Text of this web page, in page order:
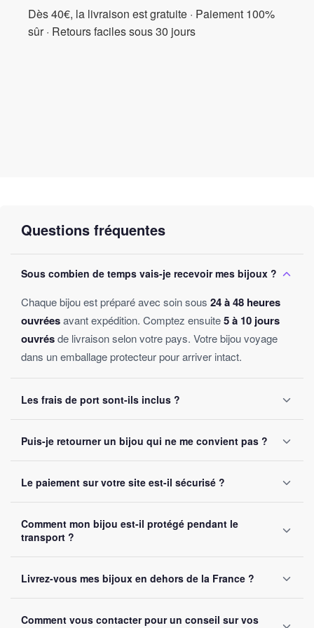
Dès 40€, la livraison est gratuite · Paiement 100%
sûr · Retours faciles sous 30 jours
Questions fréquentes
Sous combien de temps vais-je recevoir mes bijoux ?
Chaque bijou est préparé avec soin sous 24 à 48 heures
ouvréesavant expédition. Comptez ensuite5 à 10 jours
ouvrésde livraison selon votre pays. Votre bijou voyage
dans un emballage protecteur pour arriver intact.
Les frais de port sont-ils inclus ?
sans montant minimum d'achat. Votre bijou part sous 24 à
48 heures ouvrées.
Puis-je retourner un bijou qui ne me convient pas ?
le retourner. Remboursement intégral garanti, sans
question posée.
Le paiement sur votre site est-il sécurisé ?
SSL. Nous acceptons Visa, Mastercard, PayPal et Apple
Pay. Vos données bancaires ne sont jamais stockées sur
Comment mon bijou est-il protégé pendant le
transport ?
renforcé. Un numéro de suivi vous est envoyé par e-mail
dès l'expédition.
Livrez-vous mes bijoux en dehors de la France ?
. Comptez 5 à 10 jours ouvrés selon la
Comment vous contacter pour un conseil sur vos